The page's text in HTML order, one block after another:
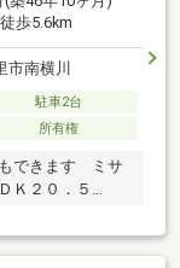
歩5.6km
市南横川
駐車2台
所有権
できます ミサ
Ｋ２０．５